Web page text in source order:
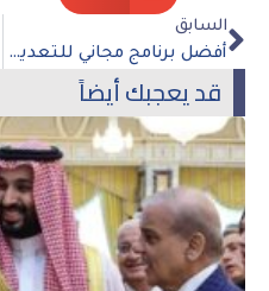
السابق
أفضل برنامج مجاني للتعديل على الصور
قد يعجبك أيضاً